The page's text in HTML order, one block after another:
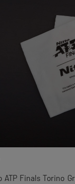
ATP Finals Torino